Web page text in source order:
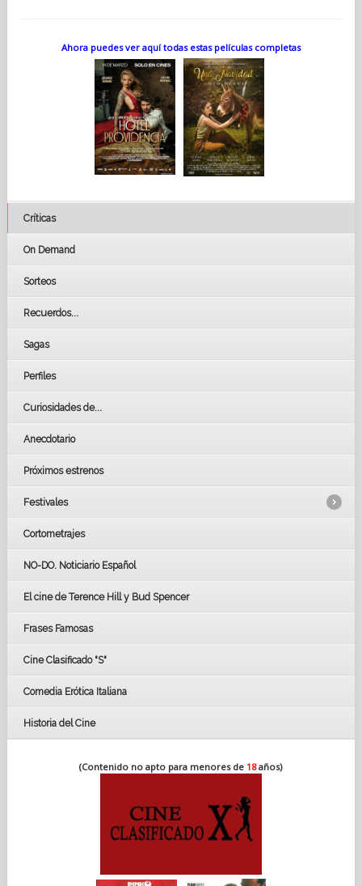
Ahora puedes ver aquí todas estas películas completas
Críticas
On Demand
Sorteos
Recuerdos...
Sagas
Perfiles
Curiosidades de...
Anecdotario
Próximos estrenos
Festivales
LOS OSCARS
BAFTA
FESTIVAL DE HUELVA 2019
FESTIVAL DE CINE DE SEVILLA 2019
Cortometrajes
NO-DO. Noticiario Español
El cine de Terence Hill y Bud Spencer
Frases Famosas
Cine Clasificado "S"
Comedia Erótica Italiana
Historia del Cine
(Contenido no apto para menores de 18años)